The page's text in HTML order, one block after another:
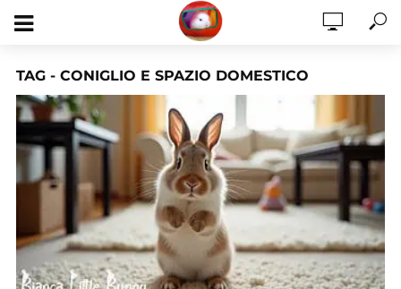
TAG - CONIGLIO E SPAZIO DOMESTICO